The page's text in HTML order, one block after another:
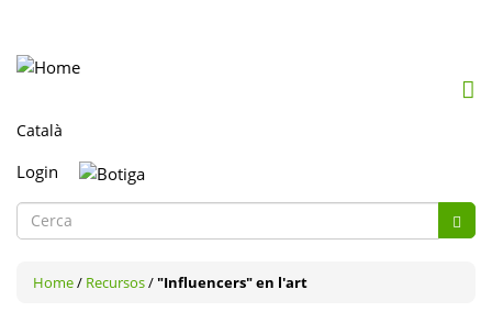
Login
Formulari
cerca
Home/ Recursos/"Influencers" en l'art